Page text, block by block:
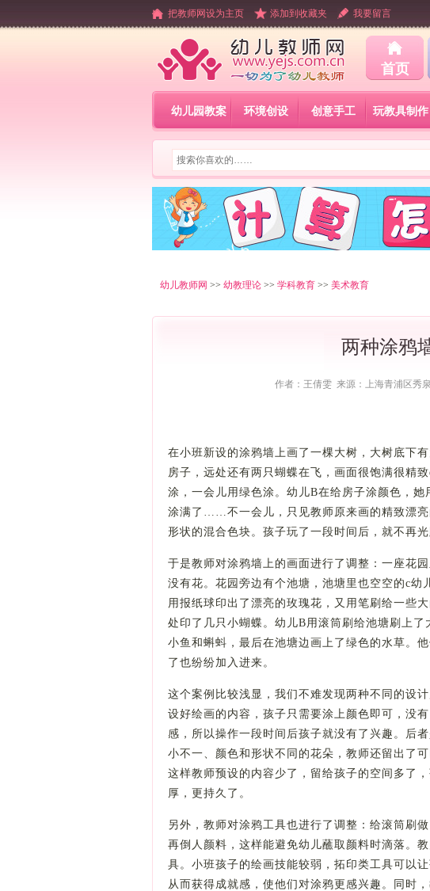
把教师网设为主页 添加到收藏夹 我要留言
首页
幼儿园教案 环境创设 创意手工 玩教具制作
幼儿教师网 >> 幼教理论 >> 学科教育 >> 美术教育
两种涂鸦
作者：王倩雯 来源：上海青浦区秀
在小班新设的涂鸦墙上画了一棵大树，大树底下
房子，远处还有两只蝴蝶在飞，画面很饱满很精
涂，一会儿用绿色涂。幼儿B在给房子涂颜色，
涂满了……不一会儿，只见教师原来画的精致漂
形状的混合色块。孩子玩了一段时间后，就不
于是教师对涂鸦墙上的画面进行了调整：一座花
没有花。花园旁边有个池塘，池塘里也空空的c
用报纸球印出了漂亮的玫瑰花，又用笔刷给一些
处印了几只小蝴蝶。幼儿B用滚筒刷给池塘刷上
小鱼和蝌蚪，最后在池塘边画上了绿色的水草。
了也纷纷加入进来。
这个案例比较浅显，我们不难发现两种不同的设
设好绘画的内容，孩子只需要涂上颜色即可，没
感，所以操作一段时间后孩子就没有了兴趣。后
小不一、颜色和形状不同的花朵，教师还留出了
这样教师预设的内容少了，留给孩子的空间多了
厚，更持久了。
另外，教师对涂鸦工具也进行了调整：给滚筒刷
再倒人颜料，这样能避免幼儿蘸取颜料时滴落。
具。小班孩子的绘画技能较弱，拓印类工具可以
从而获得成就感，使他们对涂鸦更感兴趣。同时